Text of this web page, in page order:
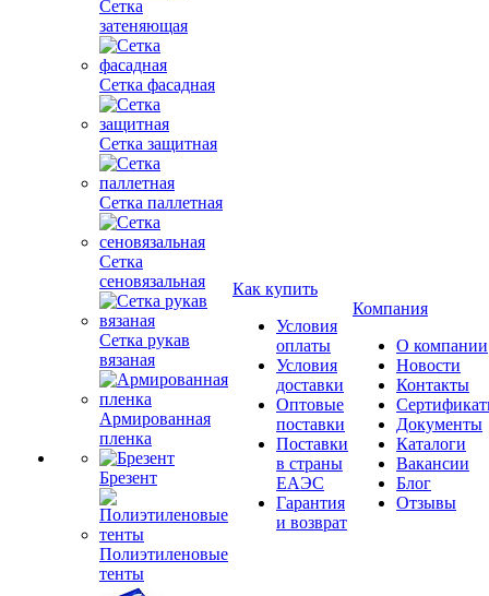
Сетка
затеняющая
Сетка фасадная
Сетка защитная
Сетка паллетная
Сетка
сеновязальная
Сетка рукав
вязаная
Армированная
пленка
Брезент
Полиэтиленовые
тенты
Как купить
Условия
оплаты
Условия
доставки
Оптовые
поставки
Поставки
в страны
ЕАЭС
Гарантия
и возврат
Компания
О компании
Новости
Контакты
Документы
Каталоги
Вакансии
Блог
Отзывы